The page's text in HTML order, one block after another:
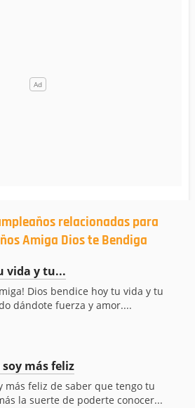
relacionadas para
Amiga Dios te Bendiga
vida y tu...
Dios bendice hoy tu vida y tu
dándote fuerza y amor....
soy más feliz
más feliz de saber que tengo tu
la suerte de poderte conocer...